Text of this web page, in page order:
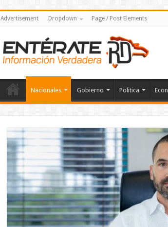
Advertisement Dropdown Page / Post Elements
Nacionales Gobierno Politica